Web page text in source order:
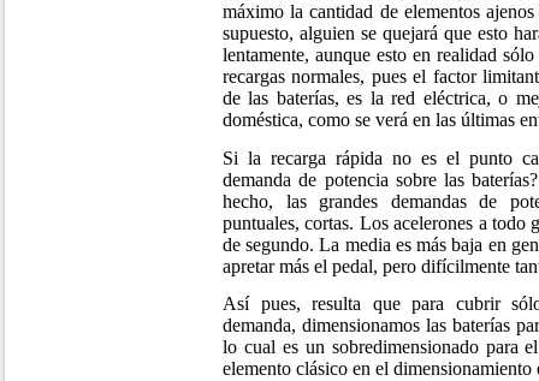
máximo la cantidad de elementos
supuesto, alguien se quejará que esto
lentamente, aunque esto en realidad
recargas normales, pues el factor
de las baterías, es la red eléctrica, o
doméstica, como se verá en las últimas
Si la recarga rápida no es el punto
demanda de potencia sobre las
hecho, las grandes demandas de
puntuales, cortas. Los acelerones a todo
de segundo. La media es más baja en
apretar más el pedal, pero difícilmente
Así pues, resulta que para cubrir
demanda, dimensionamos las baterías
lo cual es un sobredimensionado para
elemento clásico en el dimensionamiento